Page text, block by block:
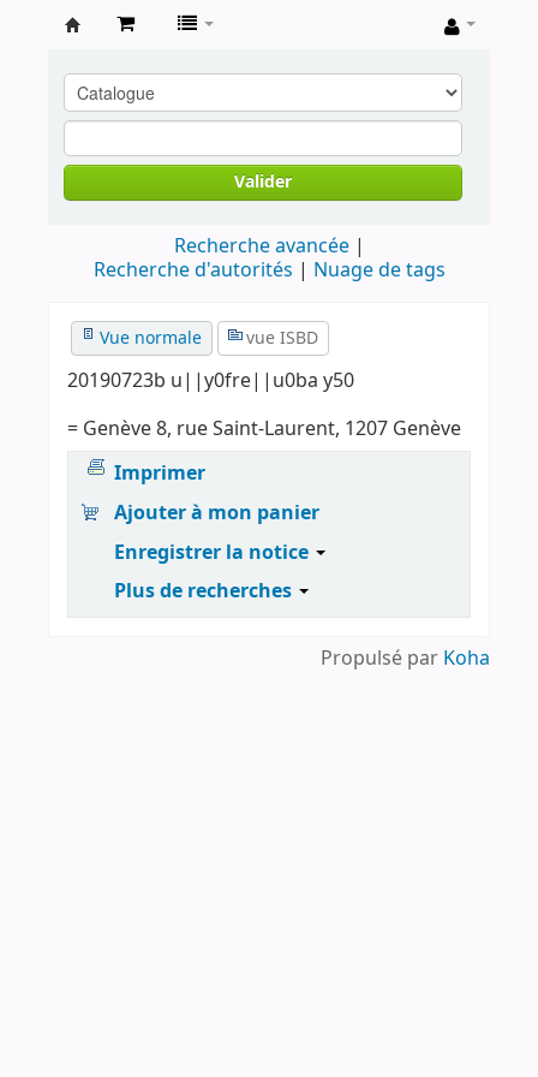
contestataires
Valider
Recherche avancée
Recherche d'autorités
Nuage de tags
Vue normale vue ISBD
20190723b u||y0fre||u0ba y50
= Genève 8, rue Saint-Laurent, 1207 Genève
Imprimer
Ajouter à mon panier
Enregistrer la notice
Plus de recherches
Propulsé par Koha